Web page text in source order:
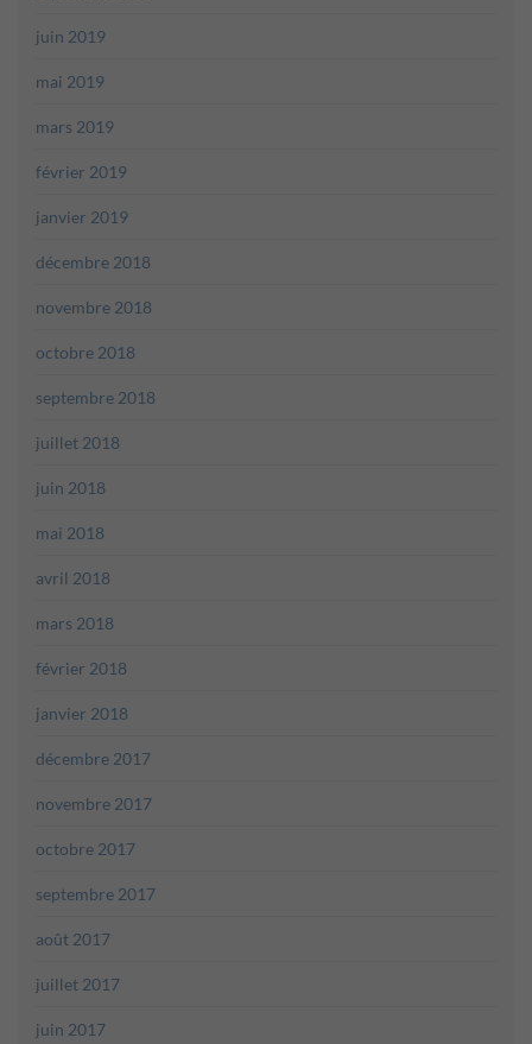
juin 2019
mai 2019
mars 2019
février 2019
janvier 2019
décembre 2018
novembre 2018
octobre 2018
septembre 2018
juillet 2018
juin 2018
mai 2018
avril 2018
mars 2018
février 2018
janvier 2018
décembre 2017
novembre 2017
octobre 2017
septembre 2017
août 2017
juillet 2017
juin 2017